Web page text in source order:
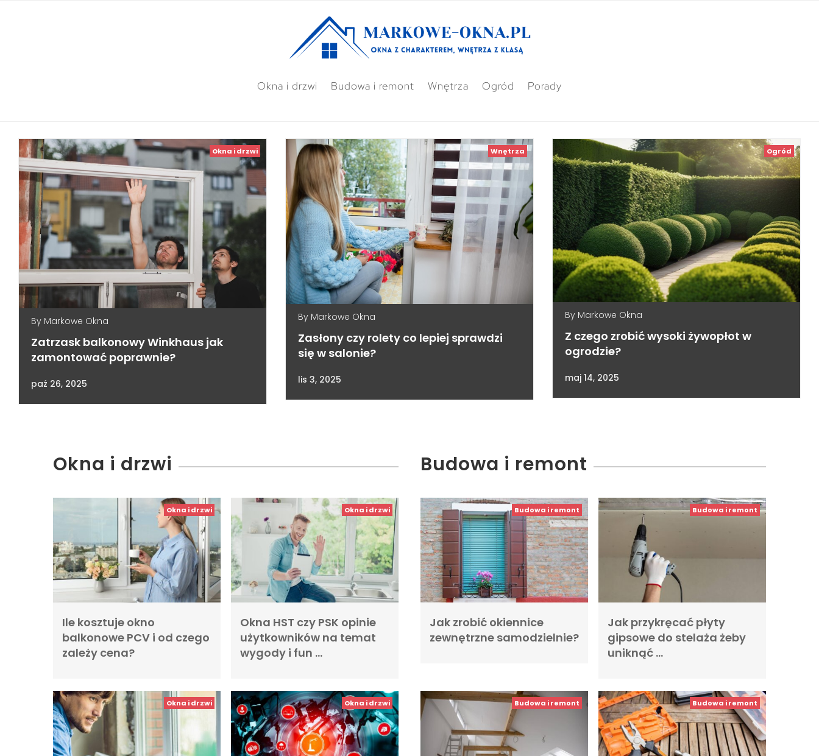
Okna i drzwi Budowa i remont Wnętrza Ogród Porady
Okna i drzwi
By Markowe Okna
Zatrzask balkonowy Winkhaus jak
zamontować poprawnie?
paź 26, 2025
Wnętrza
By Markowe Okna
Zasłony czy rolety co lepiej sprawdzi
się w salonie?
lis 3, 2025
Ogród
By Markowe Okna
Z czego zrobić wysoki żywopłot w
ogrodzie?
maj 14, 2025
Okna i drzwi
Okna i drzwi
Ile kosztuje okno
balkonowe PCV i od czego
zależy cena?
Okna i drzwi
Okna HST czy PSK opinie
użytkowników na temat
wygody i fun …
Okna i drzwi Okna i drzwi
Budowa i remont
Budowa i remont
Jak zrobić okiennice
zewnętrzne samodzielnie?
Budowa i remont
Jak przykręcać płyty
gipsowe do stelaża żeby
uniknąć …
Budowa i remont Budowa i remont